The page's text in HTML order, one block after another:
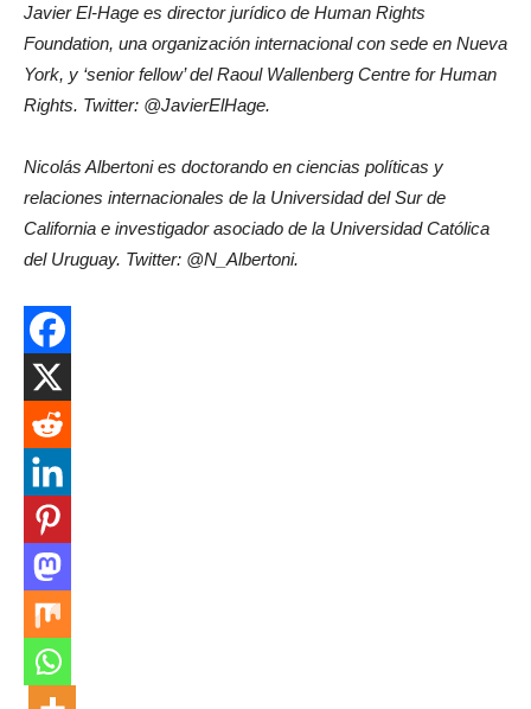
Javier El-Hage es director jurídico de Human Rights
Foundation, una organización internacional con sede en Nueva
York, y ‘senior fellow’ del Raoul Wallenberg Centre for Human
Rights. Twitter: @JavierElHage.
Nicolás Albertoni es doctorando en ciencias políticas y
relaciones internacionales de la Universidad del Sur de
California e investigador asociado de la Universidad Católica
del Uruguay. Twitter: @N_Albertoni.